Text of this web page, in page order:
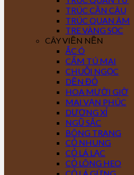
TRÚC CẦN CÂU
TRÚC QUAN ÂM
TRE VÀNG SỌC
CÂY VIỀN NỀN
ẮC Ó
CẨM TÚ MAI
CHUỖI NGỌC
DỀN ĐỎ
HOA MƯỜI GIỜ
MAI VẠN PHÚC
DƯƠNG XỈ
NGŨ SẮC
BÔNG TRANG
CỎ NHUNG
CỎ LÁ LẠC
CỎ LÔNG HEO